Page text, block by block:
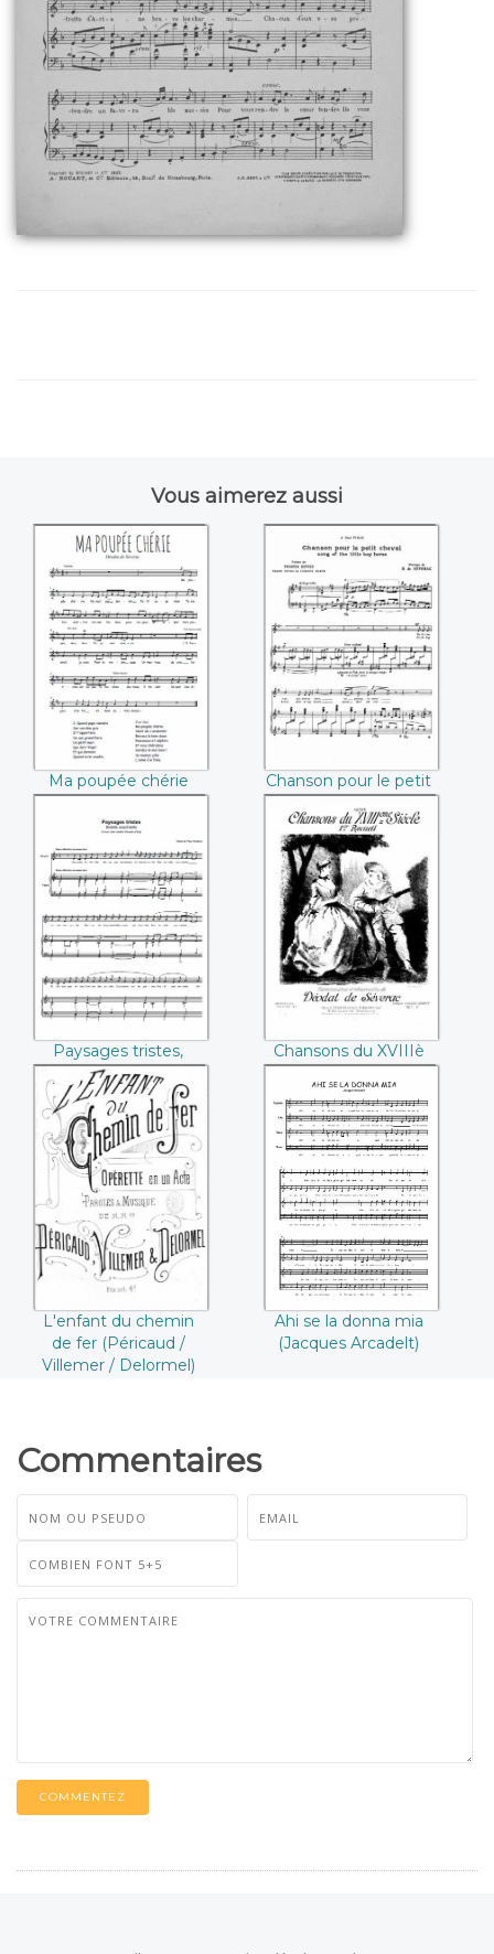
Vous aimerez aussi
Ma poupée chérie
((Déodat de
Séverac))
Ma poupée chérie
(Déodat de Séverac)
Chanson pour le
petit cheval
((Déodat de
Séverac))
Chanson pour le petit
cheval (Déodat de
Séverac)
Paysages tristes,
Soleils couchants
((Déodat de
Séverac))
Paysages tristes,
Soleils couchants
(Déodat de Séverac)
Chansons du XVIIIè
((Déodat de
Séverac))
Chansons du XVIIIè
(Déodat de Séverac)
L'enfant du
chemin de fer
(Péricaud /
Villemer /
Delormel)
L'enfant du chemin
de fer (Péricaud /
Villemer / Delormel)
Ahi se la donna mia
(Jacques Arcadelt)
Ahi se la donna mia
(Jacques Arcadelt)
Commentaires
COMMENTEZ